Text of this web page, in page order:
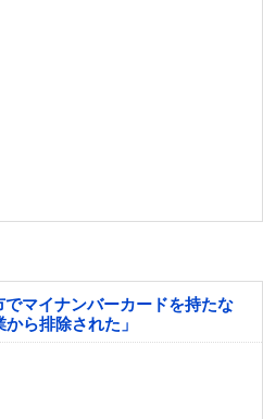
マイナンバーカードを持たな
ら排除された」